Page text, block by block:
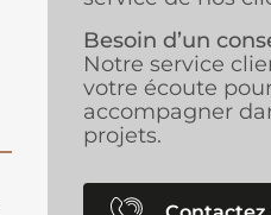
Besoin d’un
Notre service
votre écoute
accompagner
projets.